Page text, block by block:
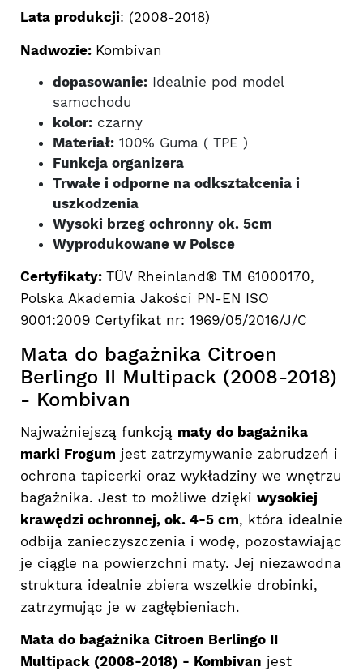
Lata produkcji: (2008-2018)
Nadwozie: Kombivan
dopasowanie: Idealnie pod model
samochodu
kolor: czarny
Materiał: 100% Guma ( TPE )
Funkcja organizera
Trwałe i odporne na odkształcenia i
uszkodzenia
Wysoki brzeg ochronny ok. 5cm
Wyprodukowane w Polsce
Certyfikaty: TÜV Rheinland® TM 61000170,
Polska Akademia Jakości PN-EN ISO
9001:2009 Certyfikat nr: 1969/05/2016/J/C
Mata do bagażnika Citroen
Berlingo II Multipack (2008-2018)
- Kombivan
Najważniejszą funkcją maty do bagażnika
marki Frogum jest zatrzymywanie zabrudzeń i
ochrona tapicerki oraz wykładziny we wnętrzu
bagażnika. Jest to możliwe dzięki wysokiej
krawędzi ochronnej, ok. 4-5 cm, która idealnie
odbija zanieczyszczenia i wodę, pozostawiając
je ciągle na powierzchni maty. Jej niezawodna
struktura idealnie zbiera wszelkie drobinki,
zatrzymując je w zagłębieniach.
Mata do bagażnika Citroen Berlingo II
Multipack (2008-2018) - Kombivan jest